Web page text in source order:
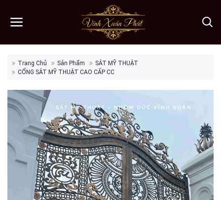
Trang Chủ Sản Phẩm
SẮT MỸ THUẬT
CỔNG SẮT MỸ THUẬT CAO CẤP CC